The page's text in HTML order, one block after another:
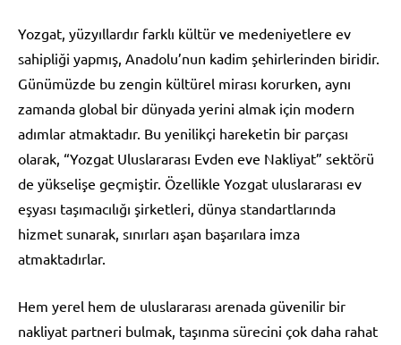
Yozgat, yüzyıllardır farklı kültür ve medeniyetlere ev
sahipliği yapmış, Anadolu’nun kadim şehirlerinden biridir.
Günümüzde bu zengin kültürel mirası korurken, aynı
zamanda global bir dünyada yerini almak için modern
adımlar atmaktadır. Bu yenilikçi hareketin bir parçası
olarak, “Yozgat Uluslararası Evden eve Nakliyat” sektörü
de yükselişe geçmiştir. Özellikle Yozgat uluslararası ev
eşyası taşımacılığı şirketleri, dünya standartlarında
hizmet sunarak, sınırları aşan başarılara imza
atmaktadırlar.
Hem yerel hem de uluslararası arenada güvenilir bir
nakliyat partneri bulmak, taşınma sürecini çok daha rahat